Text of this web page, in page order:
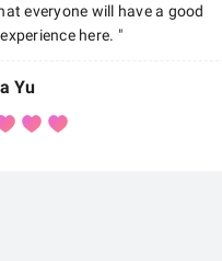
everyone will have a good
here. "
Yu